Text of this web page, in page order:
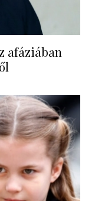
afáziában